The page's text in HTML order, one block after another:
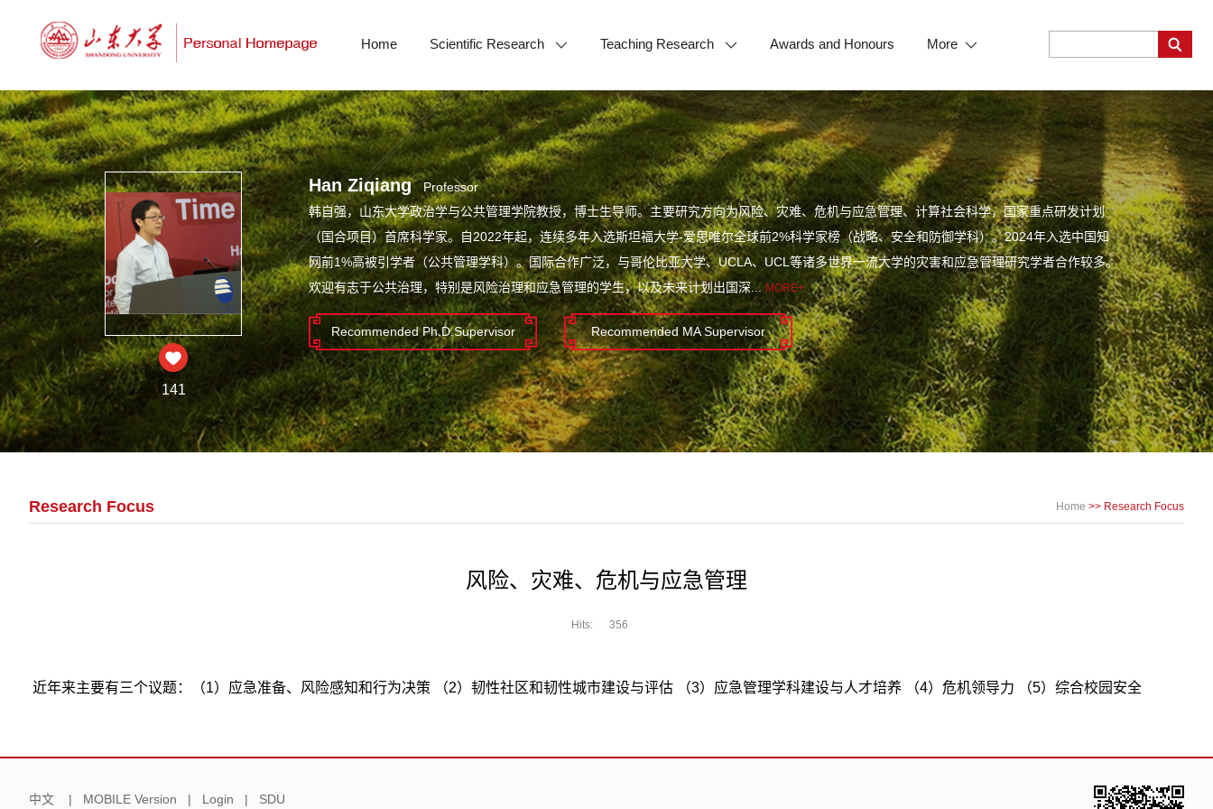
Home Scientific Research Teaching Research Awards and Honours More
141
Han Ziqiang Professor
韩自强，山东大学政治学与公共管理学院教授，博士生导师。主要研究方向为风险、灾难、危机与应急管理、计算社会科学，国家重点研发计划
（国合项目）首席科学家。自2022年起，连续多年入选斯坦福大学-爱思唯尔全球前2%科学家榜（战略、安全和防御学科）。2024年入选中国知
网前1%高被引学者（公共管理学科）。国际合作广泛，与哥伦比亚大学、UCLA、UCL等诸多世界一流大学的灾害和应急管理研究学者合作较多。
欢迎有志于公共治理，特别是风险治理和应急管理的学生，以及未来计划出国深... MORE+
Recommended Ph.D.Supervisor Recommended MA Supervisor
Research Focus Home >> Research Focus
风险、灾难、危机与应急管理
Hits: 356
近年来主要有三个议题：（1）应急准备、风险感知和行为决策 （2）韧性社区和韧性城市建设与评估 （3）应急管理学科建设与人才培养 （4）危机领导力 （5）综合校园安全
中文 | MOBILE Version | Login | SDU